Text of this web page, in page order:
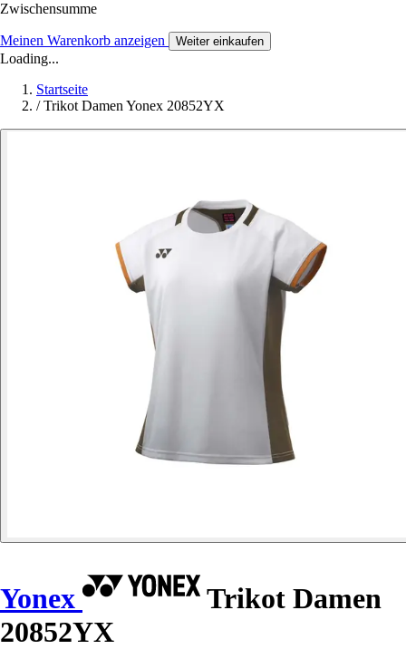
Zwischensumme
Meinen Warenkorb anzeigen Weiter einkaufen
Loading...
Startseite
/ Trikot Damen Yonex 20852YX
Yonex
Trikot Damen
20852YX